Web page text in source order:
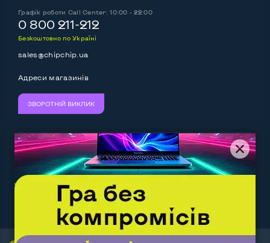
Графік роботи Call Center: 10:00 - 22:00
0 800 211-212
Безкоштовно по Україні
sales@chipchip.ua
Адреси магазинів
ЗВОРОТНІЙ ВИКЛИК
Ми приймаємо: Слідкуйте за нами:
Work.ua— самий кльовий
наш партнер